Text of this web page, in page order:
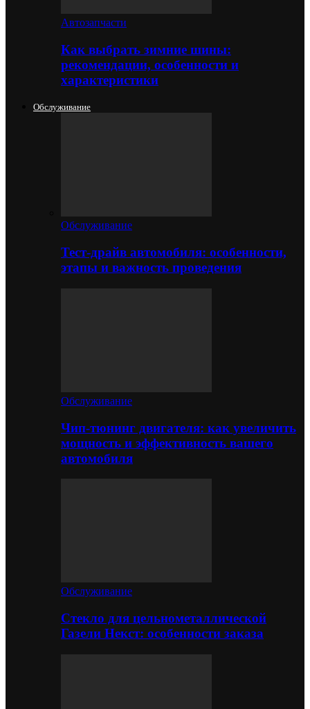
Автозапчасти
Как выбрать зимние шины:
рекомендации, особенности и
характеристики
Обслуживание
Обслуживание
Тест-драйв автомобиля: особенности,
этапы и важность проведения
Обслуживание
Чип-тюнинг двигателя: как увеличить
мощность и эффективность вашего
автомобиля
Обслуживание
Стекло для цельнометаллической
Газели Некст: особенности заказа